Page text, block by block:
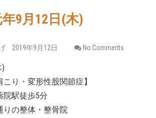
9月12日(木)
2019年9月12日 No Comments
)
こり・変形性股関節症】
院駅徒歩5分
りの整体・整骨院